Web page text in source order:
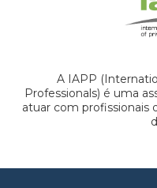
A IAPP
Professionals) é uma
atuar com profissionais